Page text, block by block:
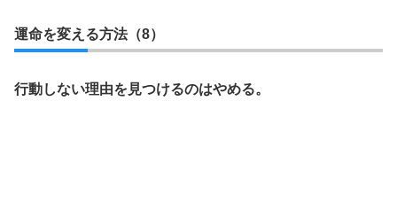
運命を変える方法（8）
行動しない理由を見つけるのはやめる。